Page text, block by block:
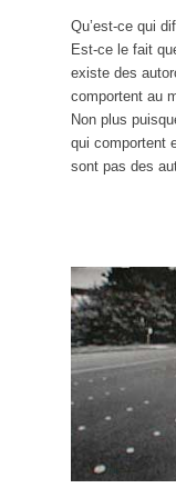
Qu’est-ce qui
Est-ce le fait
existe des
comportent au
Non plus
qui comportent
sont pas des